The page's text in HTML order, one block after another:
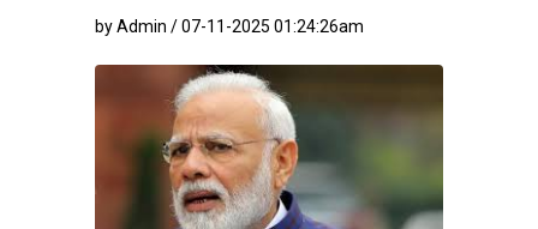
by Admin / 07-11-2025 01:24:26am